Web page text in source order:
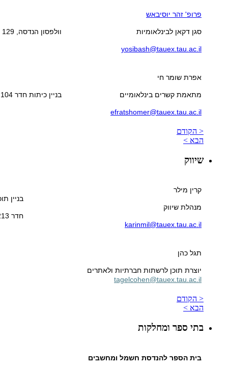
פרופ' זהר יוסיבאש
סגן דקאן לבינלאומיות
yosibash@tauex.tau.ac.il
וולפסון הנדסה, 129
אפרת שומר חי
מתאמת קשרים בינלאומיים
efratshomer@tauex.tau.ac.il
בניין כיתות חדר 104
< הקודם
הבא >
שיווק
קרין מילר
מנהלת שיווק
karinmil@tauex.tau.ac.il
בניין
חדר 213
תגל כהן
יוצרת תוכן לרשתות חברתיות ולאתרים
tagelcohen@tauex.tau.ac.il
< הקודם
הבא >
בתי ספר ומחלקות
בית הספר להנדסת חשמל ומחשבים